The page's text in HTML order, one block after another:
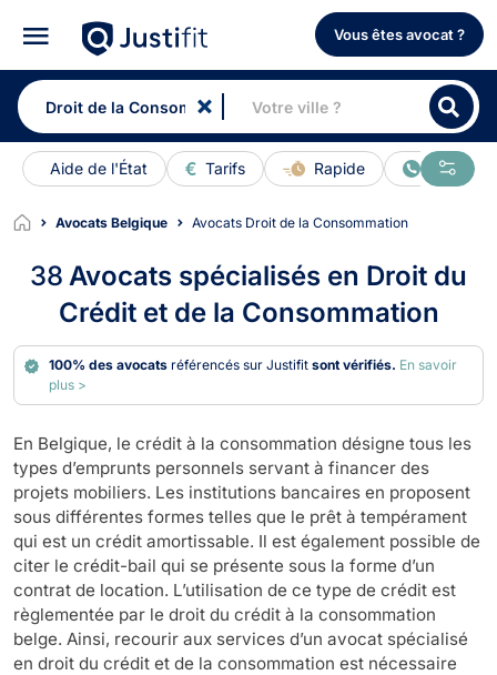
Vous êtes avocat ?
Aide de l'État Tarifs Rapide En ligne
Avocats Belgique Avocats Droit de la Consommation
38 Avocats spécialisés en Droit du
Crédit et de la Consommation
100% des avocats référencés sur Justifitsont vérifiés. En savoir
plus >
En Belgique, le crédit à la consommation désigne tous les
types d’emprunts personnels servant à financer des
projets mobiliers. Les institutions bancaires en proposent
sous différentes formes telles que le prêt à tempérament
qui est un crédit amortissable. Il est également possible de
citer le crédit-bail qui se présente sous la forme d’un
contrat de location. L’utilisation de ce type de crédit est
règlementée par le droit du crédit à la consommation
belge. Ainsi, recourir aux services d’un avocat spécialisé
en droit du crédit et de la consommation est nécessaire